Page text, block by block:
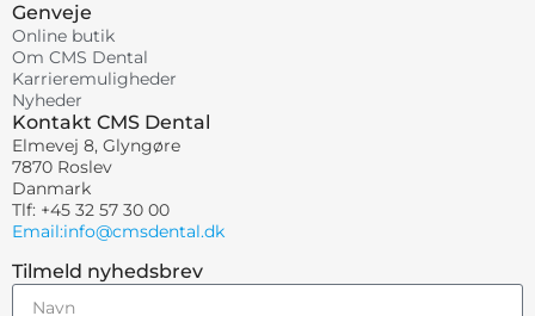
Genveje
Online butik
Om CMS Dental
Karrieremuligheder
Nyheder
Kontakt CMS Dental
Elmevej 8, Glyngøre
7870 Roslev
Danmark
Tlf: +45 32 57 30 00
Email:info@cmsdental.dk
Tilmeld nyhedsbrev